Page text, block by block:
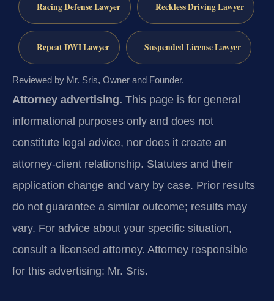
Racing Defense Lawyer Reckless Driving Lawyer
Repeat DWI Lawyer Suspended License Lawyer
Reviewed by Mr. Sris, Owner and Founder.
Attorney advertising. This page is for general
informational purposes only and does not
constitute legal advice, nor does it create an
attorney-client relationship. Statutes and their
application change and vary by case. Prior results
do not guarantee a similar outcome; results may
vary. For advice about your specific situation,
consult a licensed attorney. Attorney responsible
for this advertising: Mr. Sris.